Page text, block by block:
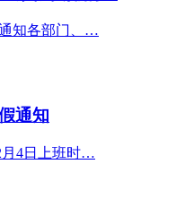
知各部门、…
通知
月4日上班时…